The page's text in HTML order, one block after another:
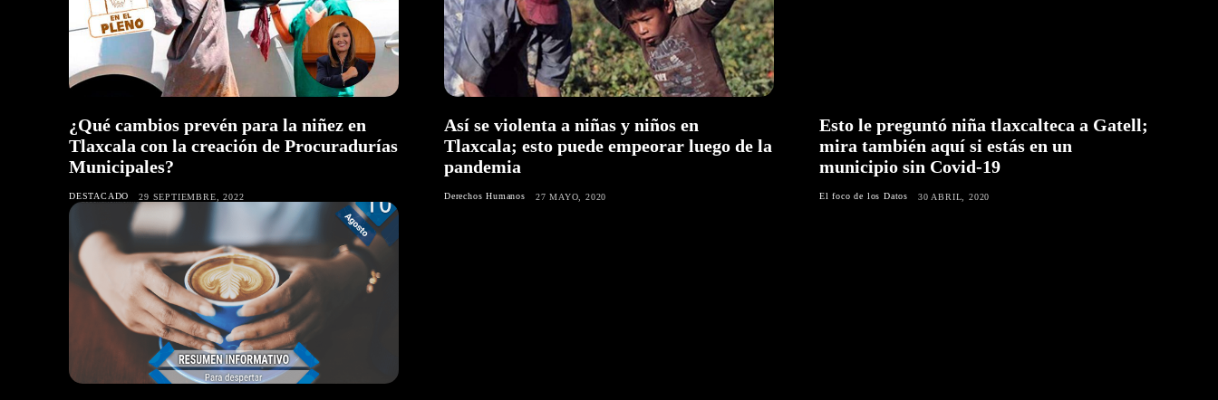
¿Qué cambios prevén para la niñez en
Tlaxcala con la creación de Procuradurías
Municipales?
DESTACADO 29 SEPTIEMBRE, 2022
Así se violenta a niñas y niños en
Tlaxcala; esto puede empeorar luego de la
pandemia
Derechos Humanos 27 MAYO, 2020
Esto le preguntó niña tlaxcalteca a Gatell;
mira también aquí si estás en un
municipio sin Covid-19
El foco de los Datos 30 ABRIL, 2020